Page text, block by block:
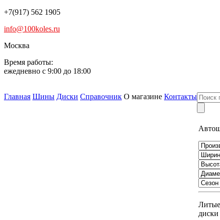
+7(917) 562 1905
info@100koles.ru
Москва
Время работы:
ежедневно с 9:00 до 18:00
Главная Шины Диски Справочник О магазине Контакты
Литые
диски